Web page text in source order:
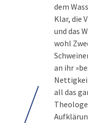
dem
Klar, die
und das
wohl
an ihr
all das